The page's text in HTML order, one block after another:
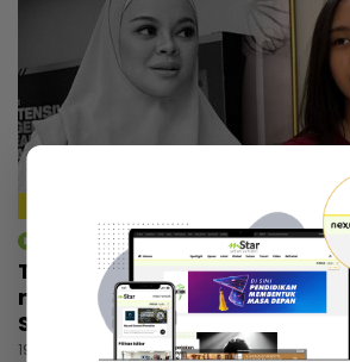
mStar | Hiburan
Tiada orang tahu Thalita
menangis selepas nyanyi
Sarah, dapat rasa aura atas
19 jam lalu